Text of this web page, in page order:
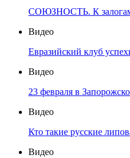
СОЮЗНОСТЬ. К залогам
Видео
Евразийский клуб
Видео
23 февраля в
Видео
Кто такие русские
Видео